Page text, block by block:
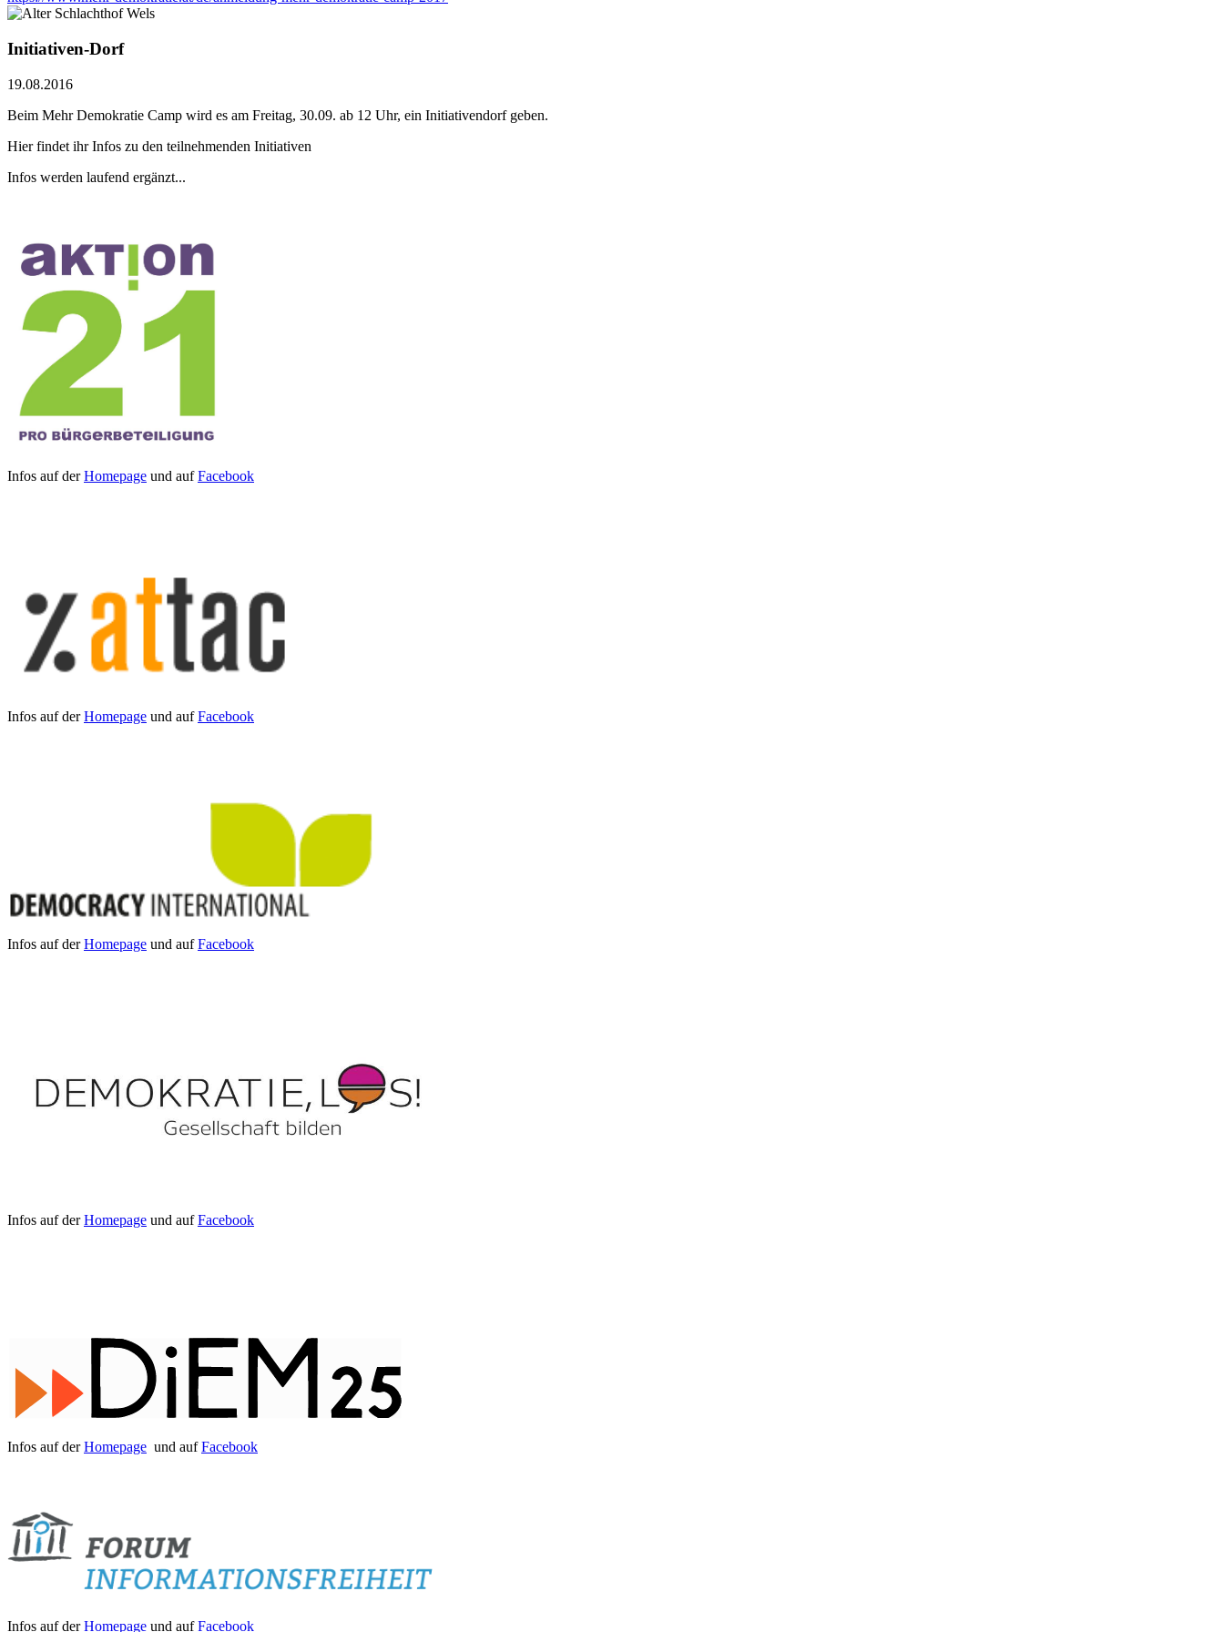
Initiativen-Dorf
19.08.2016
Beim Mehr Demokratie Camp wird es am Freitag, 30.09. ab 12 Uhr, ein Initiativendorf geben.
Hier findet ihr Infos zu den teilnehmenden Initiativen
Infos werden laufend ergänzt...
Infos auf derHomepage und aufFacebook
Infos auf derHomepage und aufFacebook
Infos auf derHomepage und aufFacebook
Infos auf derHomepage und aufFacebook
Infos auf derHomepage und aufFacebook
Infos auf derHomepage und aufFacebook